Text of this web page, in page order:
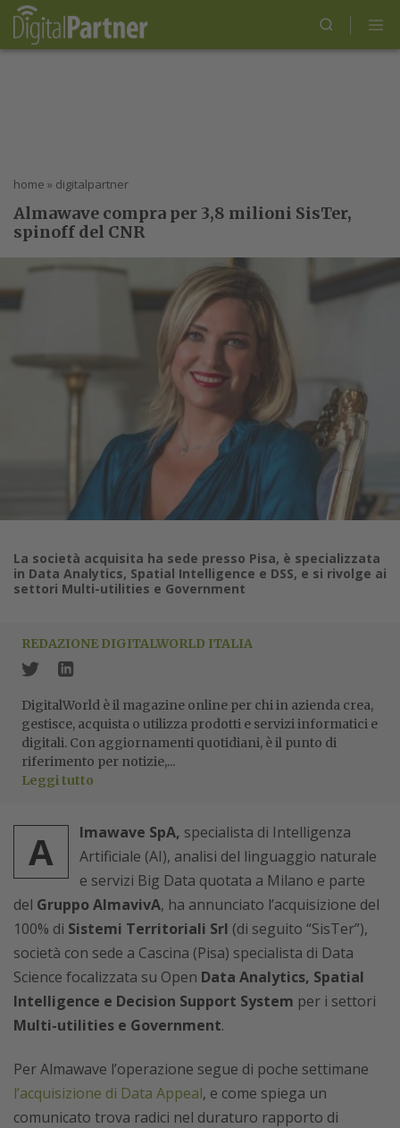
home » digitalpartner
Almawave compra per 3,8 milioni SisTer,
spinoff del CNR
La società acquisita ha sede presso Pisa, è specializzata
in Data Analytics, Spatial Intelligence e DSS, e si rivolge ai
settori Multi-utilities e Government
REDAZIONE DIGITALWORLD ITALIA
DigitalWorld è il magazine online per chi in azienda crea,
gestisce, acquista o utilizza prodotti e servizi informatici e
digitali. Con aggiornamenti quotidiani, è il punto di
riferimento per notizie,...
Leggi tutto
A lmawave SpA, specialista di Intelligenza
Artificiale (AI), analisi del linguaggio naturale
e servizi Big Data quotata a Milano e parte
del Gruppo AlmavivA, ha annunciato l’acquisizione del
100% di Sistemi Territoriali Srl (di seguito “SisTer”),
società con sede a Cascina (Pisa) specialista di Data
Science focalizzata su Open Data Analytics, Spatial
Intelligence e Decision Support System per i settori
Multi-utilities e Government.
Per Almawave l’operazione segue di poche settimane
l’acquisizione di Data Appeal, e come spiega un
comunicato trova radici nel duraturo rapporto di